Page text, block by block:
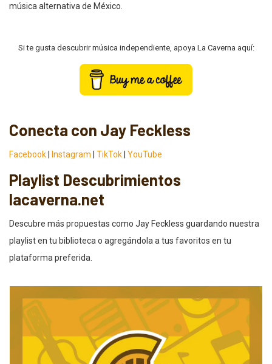
música alternativa de México.
Si te gusta descubrir música independiente, apoya La Caverna aquí:
Conecta con Jay Feckless
Facebook Instagram TikTok YouTube
Playlist Descubrimientos
lacaverna.net
Descubre más propuestas como Jay Feckless guardando nuestra
playlist en tu biblioteca o agregándola a tus favoritos en tu
plataforma preferida.